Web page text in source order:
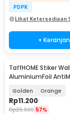
PDPK
Lihat Ketersediaan
+
TaffHOME Stiker
AluminiumFoil
Golden Orange
Rp11.200
Rp25.900 57%